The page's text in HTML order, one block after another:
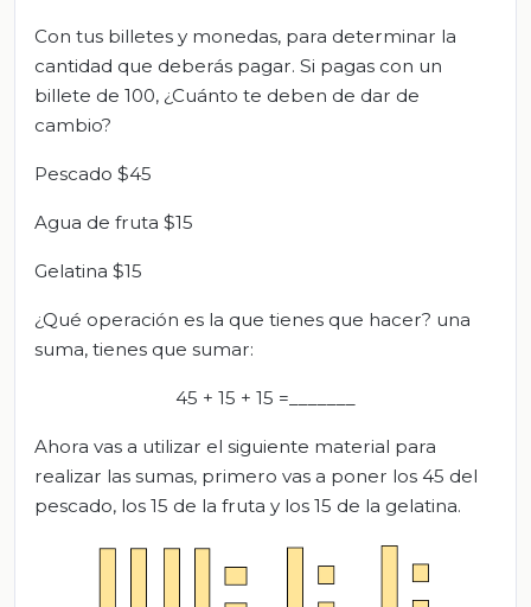
Con tus billetes y monedas, para determinar la
cantidad que deberás pagar. Si pagas con un
billete de 100, ¿Cuánto te deben de dar de
cambio?
Pescado $45
Agua de fruta $15
Gelatina $15
¿Qué operación es la que tienes que hacer? una
suma, tienes que sumar:
45 + 15 + 15 =_______
Ahora vas a utilizar el siguiente material para
realizar las sumas, primero vas a poner los 45 del
pescado, los 15 de la fruta y los 15 de la gelatina.